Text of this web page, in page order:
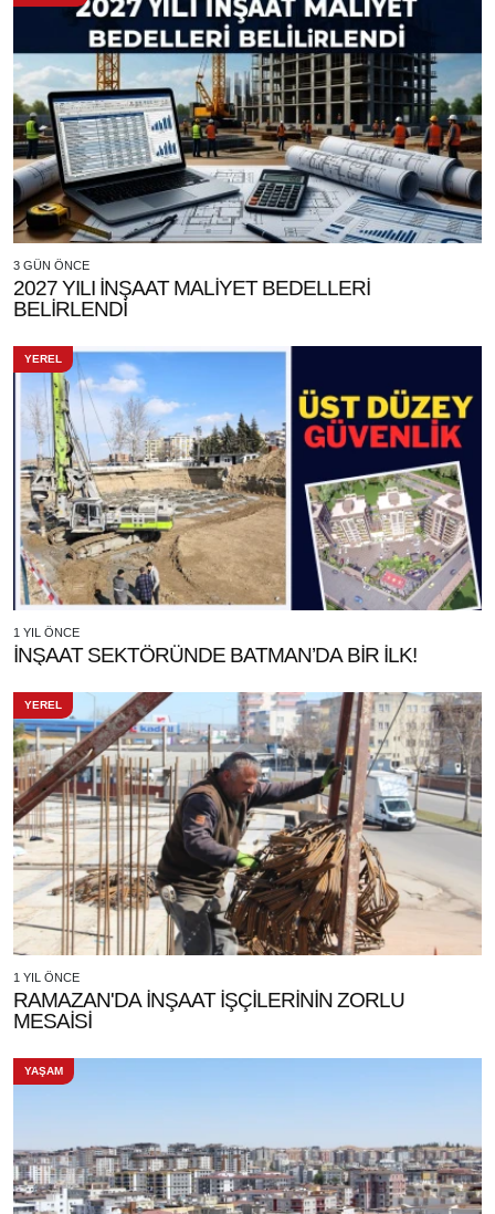
3 GÜN ÖNCE
2027 YILI İNŞAAT MALİYET BEDELLERİ
BELİRLENDİ
YEREL
1 YIL ÖNCE
İNŞAAT SEKTÖRÜNDE BATMAN’DA BİR İLK!
YEREL
1 YIL ÖNCE
RAMAZAN'DA İNŞAAT İŞÇİLERİNİN ZORLU
MESAİSİ
YAŞAM